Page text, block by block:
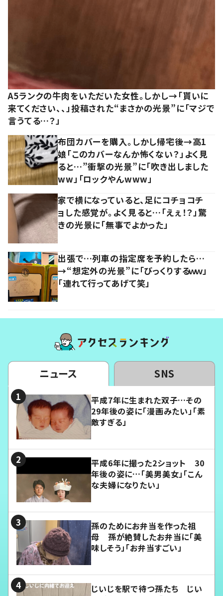
A5ランクの牛肉をいただいた女性。しかし→「貰いに
来てください、、」投稿された“まさかの光景”に「マジで
言うてる…？」
布団カバーを購入。しかし帰宅後→高1
娘「このカバーなんか怖くない？」よく見
ると…”衝撃の光景”に「吹き出しました
ww」「ロックやんwww」
家で横になっていると、足にコチョコチ
ョした感覚が。よく見ると…「えぇ！？」驚
きの光景に「無事でよかった」
出張で…列車の指定席を予約したら…
→“想定外の光景”に「びっくりするｗｗ」
「連れて行ってあげて笑」
ニュース SNS
平成7年に生まれた双子…その
29年後の姿に「漫画みたい」「素
敵すぎる」
平成6年に撮った2ショット 30
年後の姿に…「美男美女」「こん
な夫婦になりたい」
孫のためにお弁当を作った祖
母 孫が絶賛したお弁当に「美
味しそう」「お弁当すごい」
じいじを駅で待つ孫たち じい